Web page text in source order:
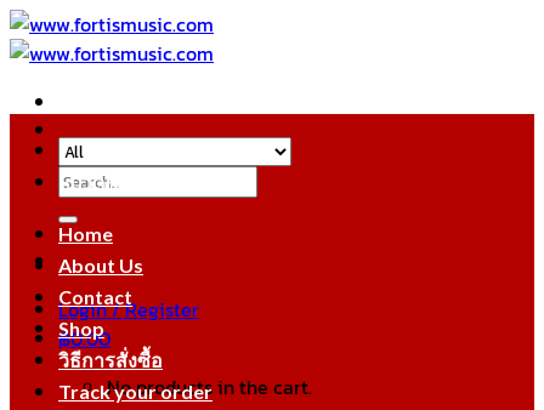
Skip
to
Search
for:
Login / Register
฿0.00
No products in the cart.
หมวดหมู่สินค้า
Home
About Us
Contact
Shop
วิธีการสั่งซื้อ
Track your order